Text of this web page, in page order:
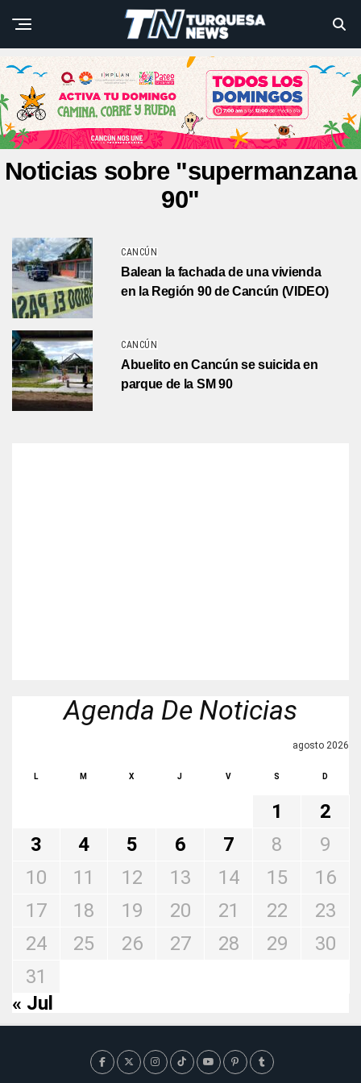
Noticias sobre "supermanzana
90"
CANCÚN
Balean la fachada de una vivienda
en la Región 90 de Cancún (VIDEO)
CANCÚN
Abuelito en Cancún se suicida en
parque de la SM 90
Agenda De Noticias
agosto 2026
L M X J V S D
1
2
3
4 5 6 7 8
9
10
11 12 13 14 15
16
17
18 19 20 21 22
23
24
25 26 27 28 29
30
31
« Jul